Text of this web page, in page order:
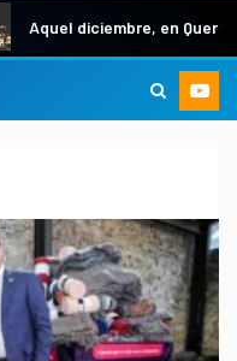
Aquel diciembre, en Querétaro